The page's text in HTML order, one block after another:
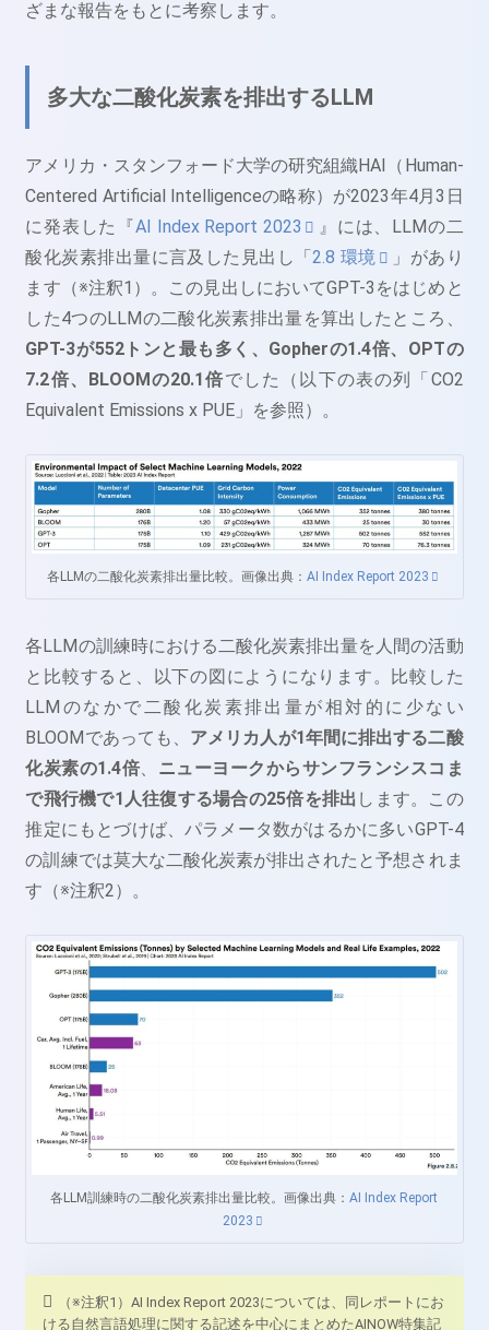
ざまな報告をもとに考察します。
多大な二酸化炭素を排出するLLM
アメリカ・スタンフォード大学の研究組織HAI（Human-
Centered Artificial Intelligenceの略称）が2023年4月3日
に発表した『AI Index Report 2023
』には、LLMの二
酸化炭素排出量に言及した見出し「2.8 環境
」があり
ます（※注釈1）。この見出しにおいてGPT-3をはじめと
した4つのLLMの二酸化炭素排出量を算出したところ、
GPT-3が552トンと最も多く、Gopherの1.4倍、OPTの
7.2倍、BLOOMの20.1倍でした（以下の表の列「CO2
Equivalent Emissions x PUE」を参照）。
各LLMの二酸化炭素排出量比較。画像出典：AI Index Report 2023
各LLMの訓練時における二酸化炭素排出量を人間の活動
と比較すると、以下の図にようになります。比較した
LLMのなかで二酸化炭素排出量が相対的に少ない
BLOOMであっても、 アメリカ人が1年間に排出する二酸
化炭素の1.4倍、 ニューヨークからサンフランシスコま
で飛行機で1人往復する場合の25倍を排出 します。この
推定にもとづけば、パラメータ数がはるかに多いGPT-4
の訓練では莫大な二酸化炭素が排出されたと予想されま
す（※注釈2）。
各LLM訓練時の二酸化炭素排出量比較。画像出典：AI Index Report
2023
（※注釈1）AI Index Report 2023については、同レポートにお
ける自然言語処理に関する記述を中心にまとめたAINOW特集記